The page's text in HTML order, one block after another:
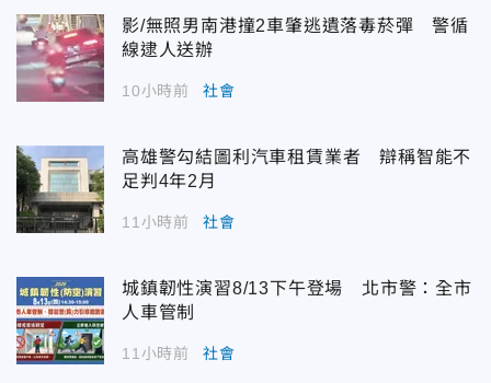
影/無照男南港撞2車肇逃遺落毒菸彈 警循
線逮人送辦
10小時前 社會
高雄警勾結圖利汽車租賃業者 辯稱智能不
足判4年2月
11小時前 社會
城鎮韌性演習8/13下午登場 北市警：全市
人車管制
11小時前 社會